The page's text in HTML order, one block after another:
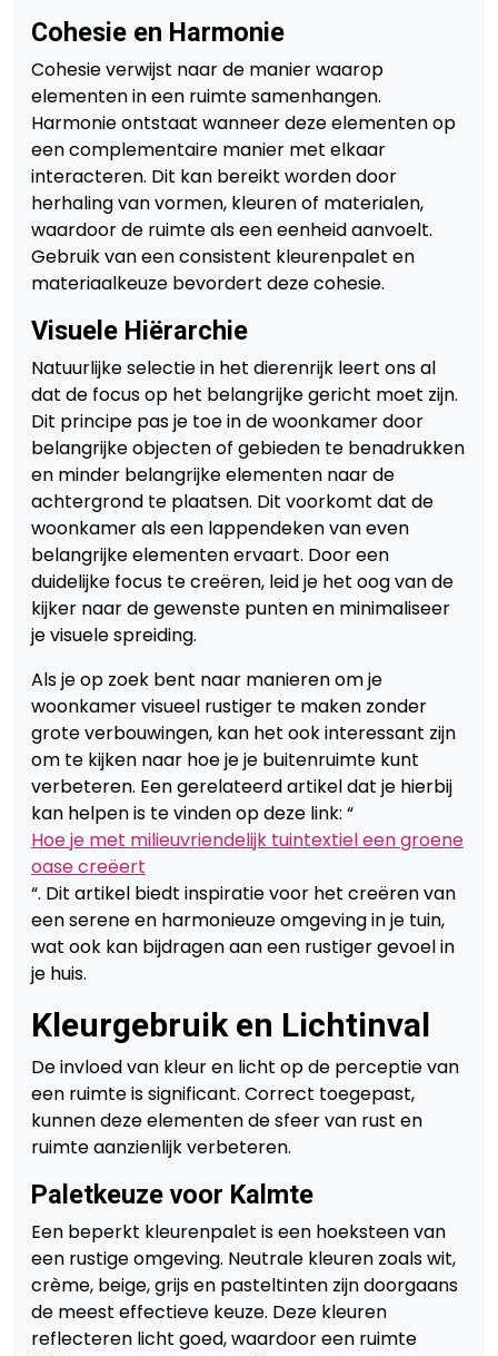
Cohesie en Harmonie
Cohesie verwijst naar de manier waarop
elementen in een ruimte samenhangen.
Harmonie ontstaat wanneer deze elementen op
een complementaire manier met elkaar
interacteren. Dit kan bereikt worden door
herhaling van vormen, kleuren of materialen,
waardoor de ruimte als een eenheid aanvoelt.
Gebruik van een consistent kleurenpalet en
materiaalkeuze bevordert deze cohesie.
Visuele Hiërarchie
Natuurlijke selectie in het dierenrijk leert ons al
dat de focus op het belangrijke gericht moet zijn.
Dit principe pas je toe in de woonkamer door
belangrijke objecten of gebieden te benadrukken
en minder belangrijke elementen naar de
achtergrond te plaatsen. Dit voorkomt dat de
woonkamer als een lappendeken van even
belangrijke elementen ervaart. Door een
duidelijke focus te creëren, leid je het oog van de
kijker naar de gewenste punten en minimaliseer
je visuele spreiding.
Als je op zoek bent naar manieren om je
woonkamer visueel rustiger te maken zonder
grote verbouwingen, kan het ook interessant zijn
om te kijken naar hoe je je buitenruimte kunt
verbeteren. Een gerelateerd artikel dat je hierbij
kan helpen is te vinden op deze link: “
Hoe je met milieuvriendelijk tuintextiel een groene
oase creëert
“. Dit artikel biedt inspiratie voor het creëren van
een serene en harmonieuze omgeving in je tuin,
wat ook kan bijdragen aan een rustiger gevoel in
je huis.
Kleurgebruik en Lichtinval
De invloed van kleur en licht op de perceptie van
een ruimte is significant. Correct toegepast,
kunnen deze elementen de sfeer van rust en
ruimte aanzienlijk verbeteren.
Paletkeuze voor Kalmte
Een beperkt kleurenpalet is een hoeksteen van
een rustige omgeving. Neutrale kleuren zoals wit,
crème, beige, grijs en pasteltinten zijn doorgaans
de meest effectieve keuze. Deze kleuren
reflecteren licht goed, waardoor een ruimte